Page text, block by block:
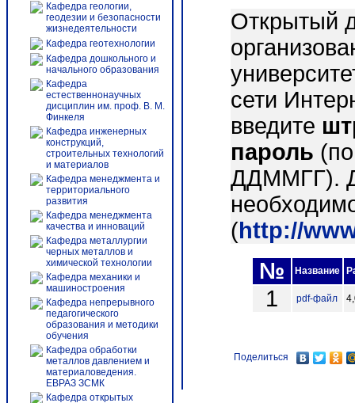
Кафедра геологии,
геодезии и безопасности
жизнедеятельности
Кафедра геотехнологии
Кафедра дошкольного и
начального образования
Кафедра
естественнонаучных
дисциплин им. проф. В. М.
Финкеля
Кафедра инженерных
конструкций,
строительных технологий
и материалов
Кафедра менеджмента и
территориального
развития
Кафедра менеджмента
качества и инноваций
Кафедра металлургии
черных металлов и
химической технологии
Кафедра механики и
машиностроения
Кафедра непрерывного
педагогического
образования и методики
обучения
Кафедра обработки
металлов давлением и
материаловедения.
ЕВРАЗ ЗСМК
Кафедра открытых
Открытый
сети
введите
пароль
ДДММГГ).
(http://
№
Название
1 pdf-файл
Поделиться